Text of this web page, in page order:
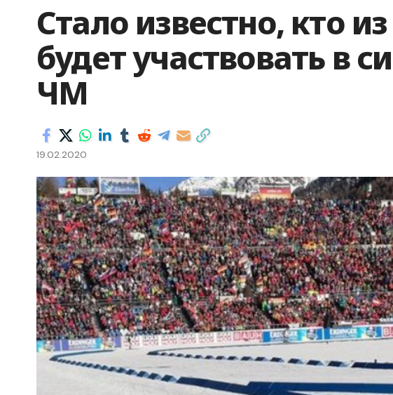
Стало известно, кто
будет участвовать в
ЧМ
19.02.2020